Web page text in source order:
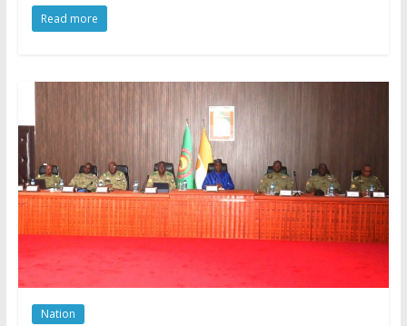
Read more
Nation